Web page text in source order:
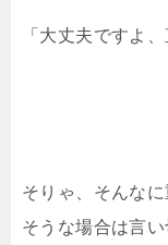
「大丈夫ですよ
そりゃ、そんな
そうな場合は言い